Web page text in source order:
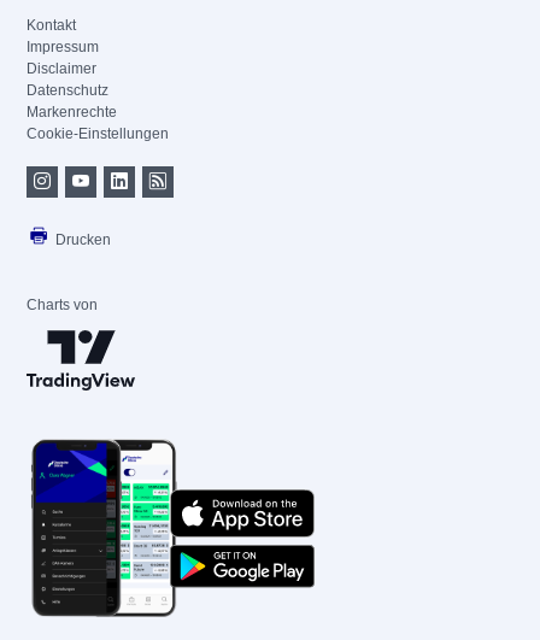
Kontakt
Impressum
Disclaimer
Datenschutz
Markenrechte
Cookie-Einstellungen
Drucken
Charts von